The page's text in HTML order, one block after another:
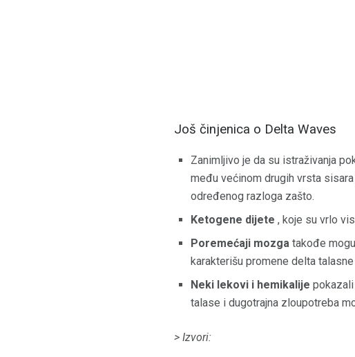
Još činjenica o Delta Waves
Zanimljivo je da su istraživanja
među većinom drugih vrsta
određenog razloga zašto.
Ketogene dijete , koje su vrlo
Poremećaji mozga takođe
karakterišu promene delta
Neki lekovi i hemikalije
talase i dugotrajna zloupotreba
> Izvori: